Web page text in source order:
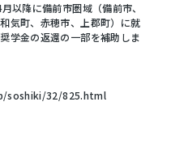
以降に備前市圏域（備前市、
気町、赤穂市、上郡町）に就
学金の返還の一部を補助しま
soshiki/32/825.html